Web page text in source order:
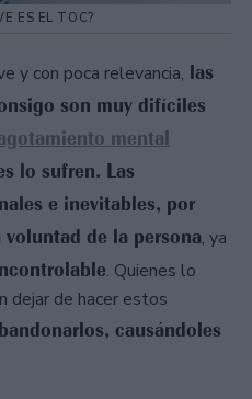
ES EL TOC?
y con poca relevancia, las
son muy difíciles
mental
lo sufren. Las
e inevitables, por
de la persona, ya
. Quienes lo
dejar de hacer estos
causándoles